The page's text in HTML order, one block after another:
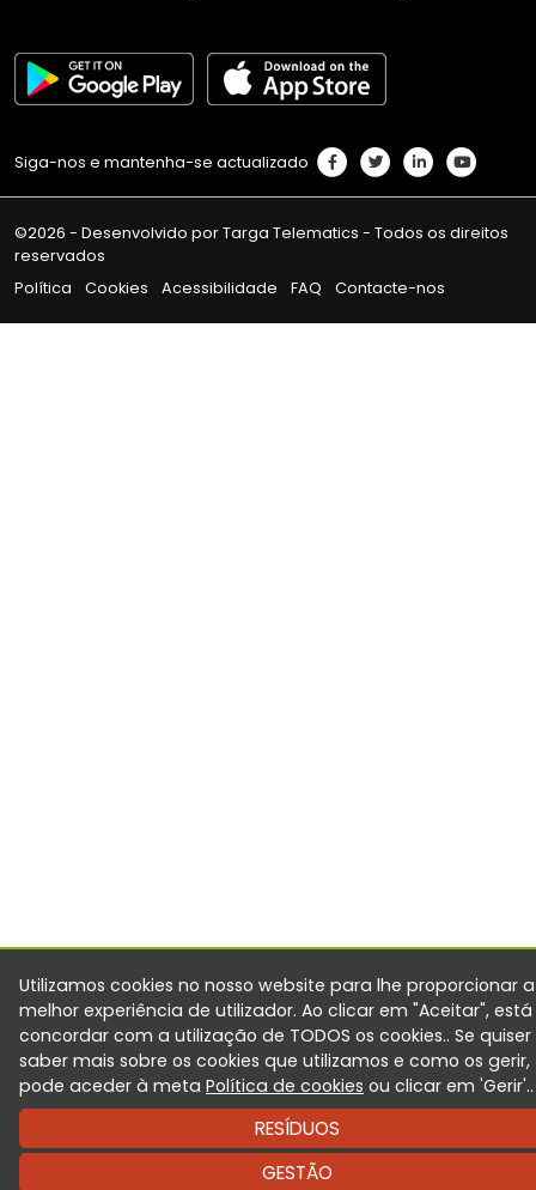
Siga-nos e mantenha-se actualizado
©2026 - Desenvolvido por Targa Telematics - Todos os direitos
reservados
Política
Cookies Acessibilidade FAQ Contacte-nos
Utilizamos cookies no nosso website para lhe proporcionar a
melhor experiência de utilizador. Ao clicar em "Aceitar",
concordar com a utilização de TODOS os cookies.. Se quiser
saber mais sobre os cookies que utilizamos e como os gerir,
pode aceder à meta Política de cookies ou clicar em 'Gerir'..
RESÍDUOS
GESTÃO